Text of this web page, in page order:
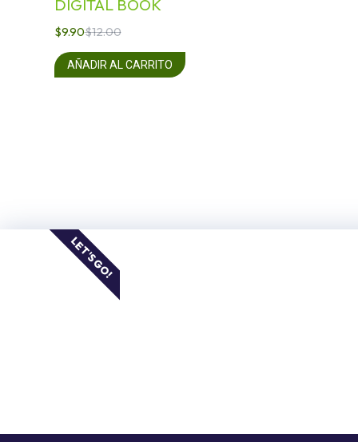
DIGITAL BOOK
$12.00
$9.90
AÑADIR AL CARRITO
LET'S GO!